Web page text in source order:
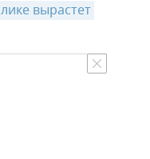
вырастет